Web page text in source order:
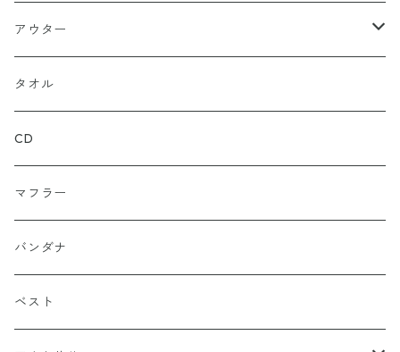
ジップアップ
プルオーバー
ロンＴ
総柄
タンクトップ
セーター
ポロシャツ
半袖
長袖
ルーズ
グレー
ゴールド（金）
カーキグリーン
カーキーベージュ
ブルー
ワイン
ロゴ
キャラクター
アシュラ
家紋
丸型
炎（ファイア）
四角型
アウター
ジャケット
タオル
CD
マフラー
バンダナ
ベスト